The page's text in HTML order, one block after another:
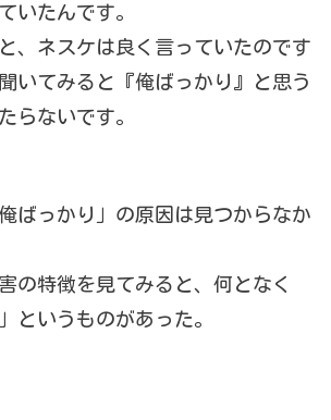
いたんです。
、ネスケは良く言っていたのです
いてみると『俺ばっかり』と思う
らないです。
ばっかり」の原因は見つからなか
の特徴を見てみると、何となく
というものがあった。